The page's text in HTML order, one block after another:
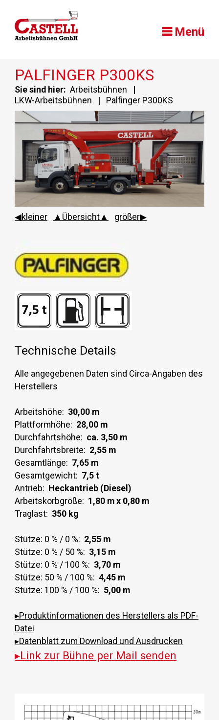
Menü
PALFINGER P300KS
Sie sind hier: Arbeitsbühnen
|
LKW-Arbeitsbühnen
| Palfinger P300KS
◀kleiner ▲Übersicht▲ größer▶
Technische Details
Alle angegebenen Daten sind Circa-Angaben des
Herstellers
Arbeitshöhe: 30,00 m
Plattformhöhe: 28,00 m
Durchfahrtshöhe: ca. 3,50 m
Durchfahrtsbreite: 2,55 m
Gesamtlänge: 7,65 m
Gesamtgewicht: 7,5 t
Antrieb: Heckantrieb (Diesel)
Arbeitskorbgröße: 1,80 m x 0,80 m
Traglast: 350 kg
Stütze: 0 % / 0 %: 2,55 m
Stütze: 0 % / 50 %: 3,15 m
Stütze: 0 % / 100 %: 3,70 m
Stütze: 50 % / 100 %: 4,45 m
Stütze: 100 % / 100 %: 5,00 m
▸Produktinformationen des Herstellers als PDF-
Datei
▸Datenblatt zum Download und Ausdrucken
▸Link zur Bühne per Mail senden